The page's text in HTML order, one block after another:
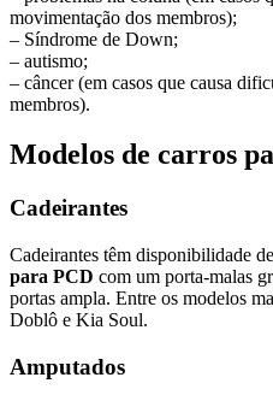
movimentação dos membros);
– Síndrome de Down;
– autismo;
– câncer (em casos que causa
membros).
Modelos de carros
Cadeirantes
Cadeirantes têm disponibilidade
para PCD com um porta-malas
portas ampla. Entre os modelos
Doblô e Kia Soul.
Amputados